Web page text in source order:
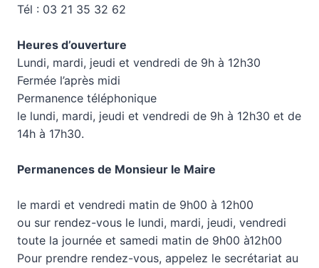
Tél : 03 21 35 32 62
Heures d’ouverture
Lundi, mardi, jeudi et vendredi de 9h à 12h30
Fermée l’après midi
Permanence téléphonique
le lundi, mardi, jeudi et vendredi de 9h à 12h30 et de
14h à 17h30.
Permanences de Monsieur le Maire
le mardi et vendredi matin de 9h00 à 12h00
ou sur rendez-vous le lundi, mardi, jeudi, vendredi
toute la journée et samedi matin de 9h00 à12h00
Pour prendre rendez-vous, appelez le secrétariat au